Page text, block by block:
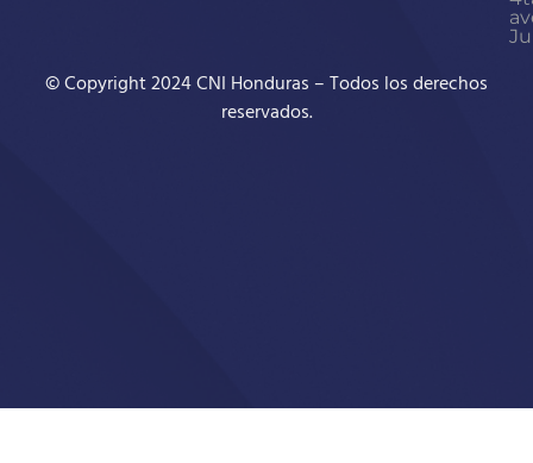
© Copyright 2024 CNI Honduras – Todos los derechos
reservados.